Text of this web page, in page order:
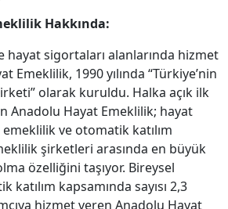
Hakkında:
hayat sigortaları alanlarında hizmet
Emeklilik, 1990 yılında “Türkiye’nin
olarak kuruldu. Halka açık ilk
Anadolu Hayat Emeklilik; hayat
ve otomatik katılım
şirketleri arasında en büyük
özelliğini taşıyor. Bireysel
kapsamında sayısı 2,3
hizmet veren Anadolu Hayat